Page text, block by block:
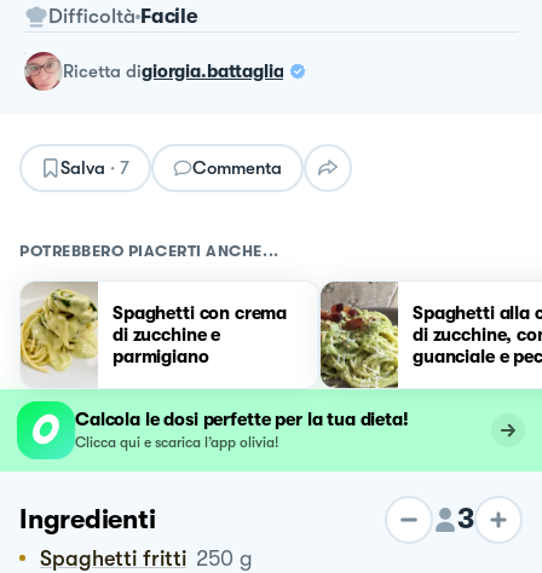
Difficoltà Facile
ricetta digiorgia.battaglia
Salva · 7 Commenta
POTREBBERO PIACERTI ANCHE...
Spaghetti con crema
di zucchine e
parmigiano
Spaghetti alla
di zucchine,
guanciale e
Calcola le dosi perfette per la tua dieta!
Clicca qui e scarica l’app olivia!
Ingredienti 3
Spaghetti fritti 250 g